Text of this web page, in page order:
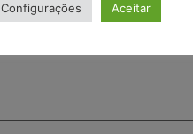
Configurações Aceitar